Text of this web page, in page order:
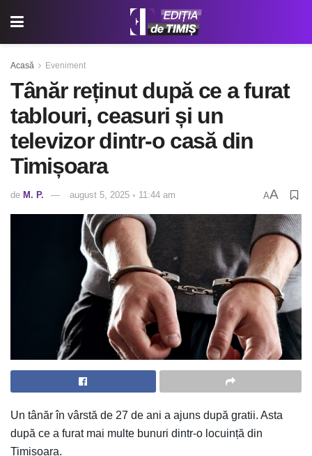
Acasă Eveniment
Tânăr reținut după ce a furat
tablouri, ceasuri și un
televizor dintr-o casă din
Timișoara
de M. P. august 5, 2025 ◦ 11:44 am AA
Un tânăr în vârstă de 27 de ani a ajuns după gratii. Asta
după ce a furat mai multe bunuri dintr-o locuință din
Timișoara.